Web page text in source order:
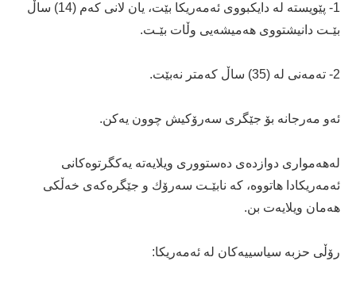
1- پێویسته‌ له‌ دایكبووى ئه‌مه‌ریكا بێت، یان لانى كه‌م (14) ساڵ
بێـت دانیشتووى هه‌میشه‌یی وڵات بێـت.
2- ته‌مه‌نى له‌ (35) ساڵ كه‌متر نه‌بێت.
ئه‌و مه‌رجانه‌ بۆ جێگرى سه‌رۆكیش چوون یه‌كن.
له‌هه‌موارى دوازده‌ى ده‌ستوورى ویلایه‌ته‌ یه‌كگرتوه‌كانى
ئه‌مه‌ریكادا هاتووه‌، كه‌ نابێـت سه‌رۆك و جێگره‌كه‌ى خه‌ڵكى
هه‌مان ویلایه‌ت بن.
رۆڵى حزبه‌ سیاسییه‌كان له‌ ئه‌مه‌ریكا: